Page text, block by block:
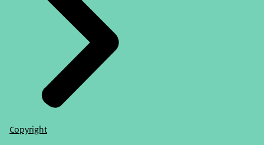
Copyright